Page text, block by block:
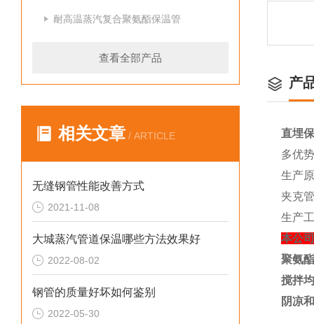
耐高温蒸汽复合聚氨酯保温管
查看全部产品
相关文章 / ARTICLE
无缝钢管性能改善方式
2021-11-08
大城蒸汽管道保温哪些方法效果好
2022-08-02
钢管的质量好坏如何鉴别
2022-05-30
产
直埋
多优
生产
夹克
生产
本公
聚氨
搅拌
阴凉